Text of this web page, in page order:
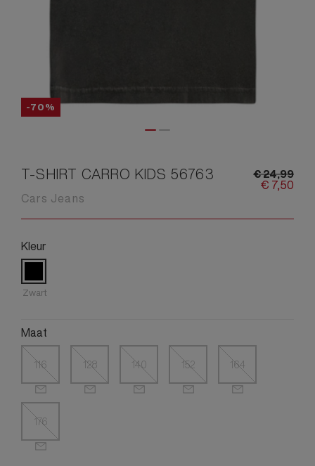
-70%
T-SHIRT CARRO KIDS 56763
Cars Jeans
€24,99
€ 7,50
Kleur
Zwart
Maat
116 128 140 152 164
176